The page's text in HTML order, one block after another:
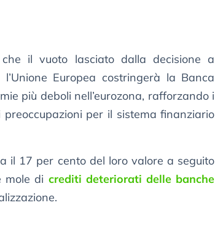
il vuoto lasciato dalla decisione a
Europea costringerà la Banca
più deboli nell’eurozona, rafforzando i
per il sistema finanziario
il 17 per cento del loro valore a seguito
mole di crediti deteriorati delle banche